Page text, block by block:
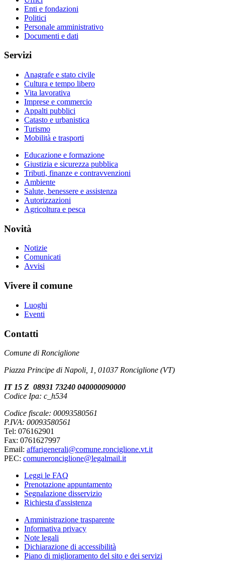
Enti e fondazioni
Politici
Personale amministrativo
Documenti e dati
Servizi
Anagrafe e stato civile
Cultura e tempo libero
Vita lavorativa
Imprese e commercio
Appalti pubblici
Catasto e urbanistica
Turismo
Mobilità e trasporti
Educazione e formazione
Giustizia e sicurezza pubblica
Tributi, finanze e contravvenzioni
Ambiente
Salute, benessere e assistenza
Autorizzazioni
Agricoltura e pesca
Novità
Notizie
Comunicati
Avvisi
Vivere il comune
Luoghi
Eventi
Contatti
Comune di Ronciglione
Piazza Principe di Napoli, 1, 01037 Ronciglione (VT)
IT 15 Z 08931 73240 040000090000
Codice Ipa: c_h534
Codice fiscale: 00093580561
P.IVA: 00093580561
Tel: 076162901
Fax: 0761627997
Email: affarigenerali@comune.ronciglione.vt.it
PEC: comuneronciglione@legalmail.it
Leggi le FAQ
Prenotazione appuntamento
Segnalazione disservizio
Richiesta d'assistenza
Amministrazione trasparente
Informativa privacy
Note legali
Dichiarazione di accessibilità
Piano di miglioramento del sito e dei servizi